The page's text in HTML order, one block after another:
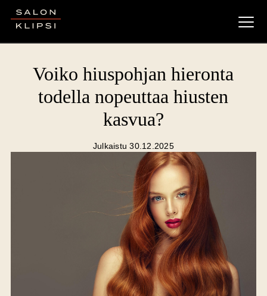
Salon Klipsi
Voiko hiuspohjan hieronta
todella nopeuttaa hiusten
kasvua?
Julkaistu 30.12.2025